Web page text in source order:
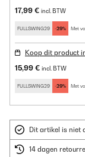
17,99 € incl. BTW
FULLSWING29 -29% Met
Koop dit product
15,99 € incl. BTW
FULLSWING29 -29% Met
Dit artikel is niet
14 dagen